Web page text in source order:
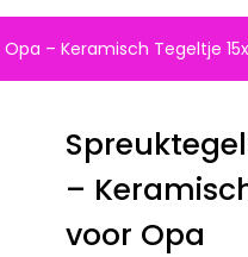
– Keramisch Tegeltje
–
voor Opa